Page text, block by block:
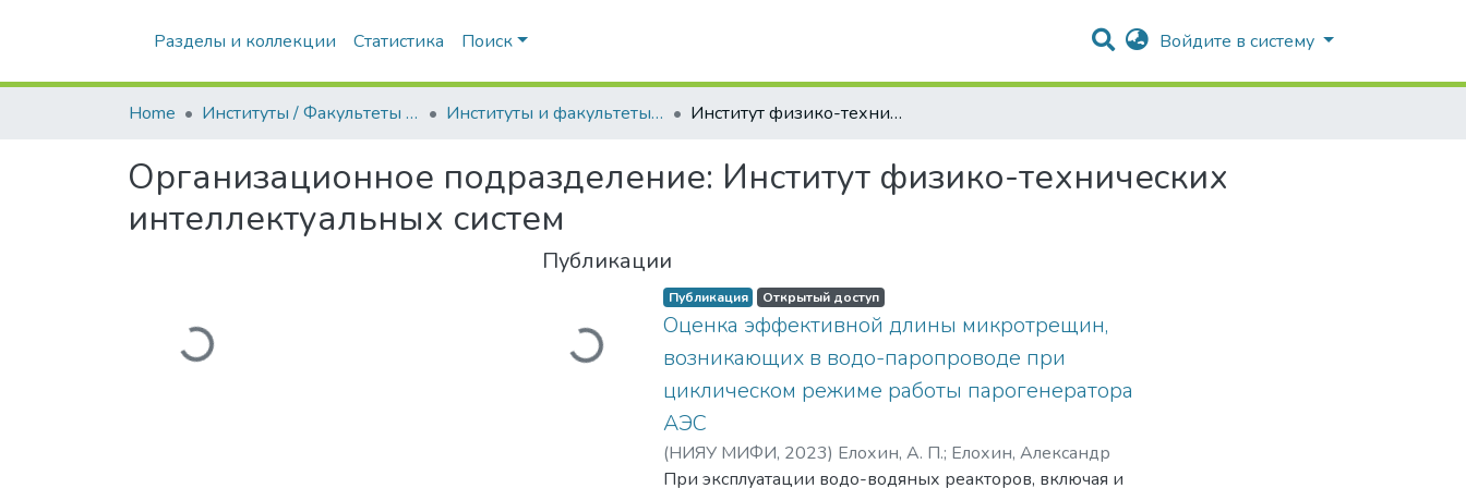
Разделы и коллекции Статистика Поиск Войдите в систему
Home Институты / Факультеты / Филиалы Институты и факультеты НИЯУ МИФИ Институт физико-техничеcких интеллектуальных систем
Организационное подразделение: Институт физико-техничеcких
интеллектуальных систем
Загружается...
Публикации
Загружается...
Публикация Открытый доступ
Оценка эффективной длины микротрещин,
возникающих в водо-паропроводе при
циклическом режиме работы парогенератора
АЭС
(НИЯУ МИФИ, 2023) Елохин, А. П.; Елохин, Александр
Прокопьевич
При эксплуатации водо-водяных реакторов, включая и